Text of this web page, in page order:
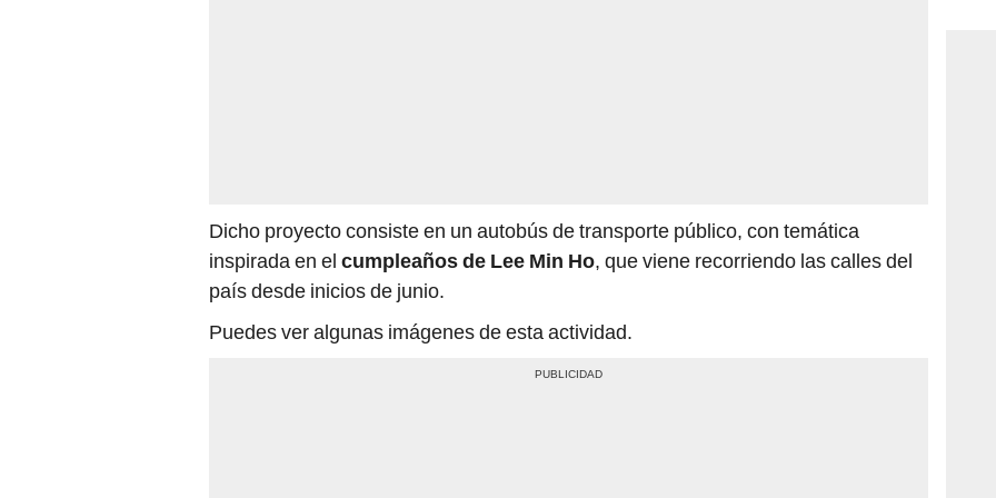
Dicho proyecto consiste en un autobús de transporte público, con temática
inspirada en el cumpleaños de Lee Min Ho, que viene recorriendo las calles del
país desde inicios de junio.
Puedes ver algunas imágenes de esta actividad.